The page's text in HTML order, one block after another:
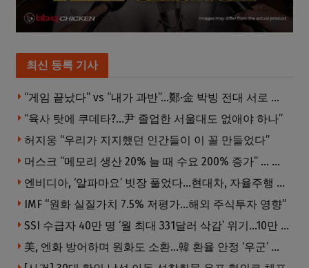
최신 등록 기사
“게임 끝났다” vs “내가 과반”…鄭·金 박빙 전대 서로 우위 주장
“육사 탓에 쿠데타?…尹 졸업한 서울대도 없애야 하나”
허지웅 “우리가 지지했던 인간들이 이 꼴 만들었다”
머스크 “메모리 생산 20% 늘 때 수요 200% 증가” … 반도체 매출 1조달러 눈 앞
엔비디아, ‘알파마요’ 빗장 풀었다…현대차, 자율주행 속도내나
IMF “원화 실질가치 7.5% 저평가…해외 주식투자 영향”
SSI 수급자 40만 명 ‘월 최대 331달러 삭감’ 위기…10만 명은 수급자격 상실
美, 엔화 방어하며 원화도 소환…韓 환율 안정 ‘우군’ 되나